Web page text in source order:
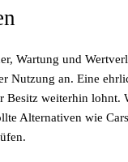
Wartung und
Nutzung an. Eine
Besitz weiterhin lohnt.
Alternativen wie